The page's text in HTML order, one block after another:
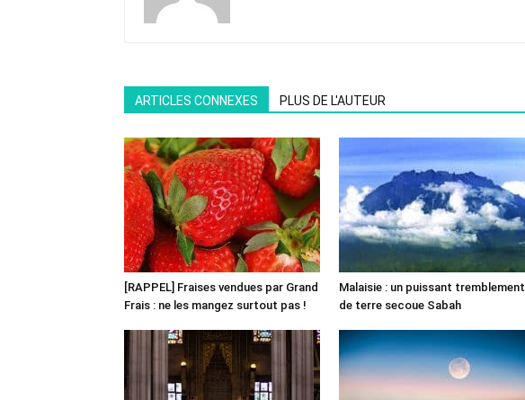
ARTICLES CONNEXES PLUS DE L'AUTEUR
[RAPPEL] Fraises vendues par Grand
Frais : ne les mangez surtout pas !
Malaisie : un puissant tremblement
de terre secoue Sabah